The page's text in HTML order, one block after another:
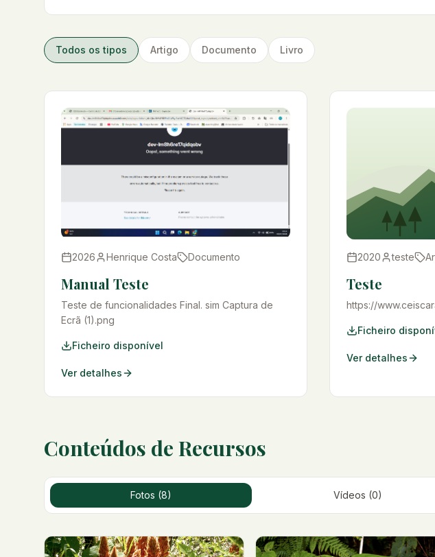
Todos os tipos Artigo Documento Livro
2026 Henrique Costa Documento
Manual Teste
Teste de funcionalidades Final. sim Captura de
Ecrã (1).png
Ficheiro disponível
Ver detalhes
2020 teste
Teste
https://
Ficheiro
Ver detalhes
Conteúdos de Recursos
Fotos (8) Vídeos (0)